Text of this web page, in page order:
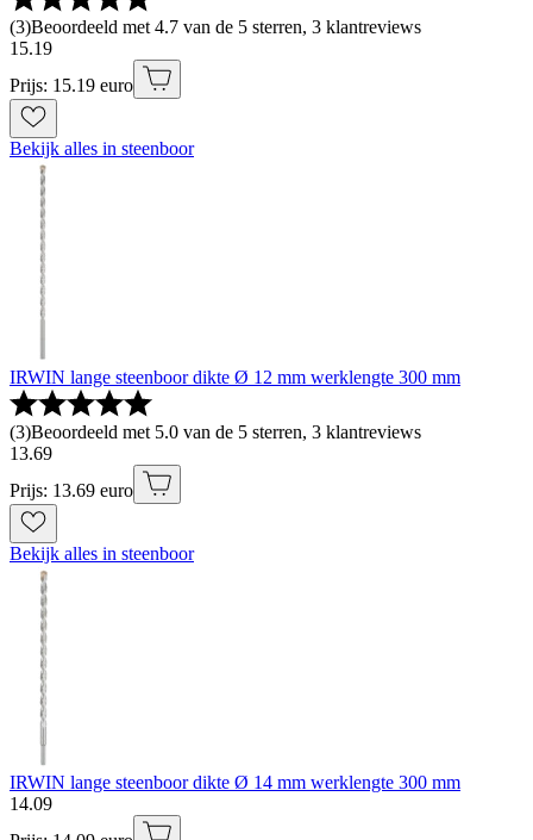
(3)Beoordeeld met 4.7 van de 5 sterren, 3 klantreviews
15.19
Prijs: 15.19 euro
Bekijk alles in steenboor
IRWIN lange steenboor dikte Ø 12 mm werklengte 300 mm
(3)Beoordeeld met 5.0 van de 5 sterren, 3 klantreviews
13.69
Prijs: 13.69 euro
Bekijk alles in steenboor
IRWIN lange steenboor dikte Ø 14 mm werklengte 300 mm
14.09